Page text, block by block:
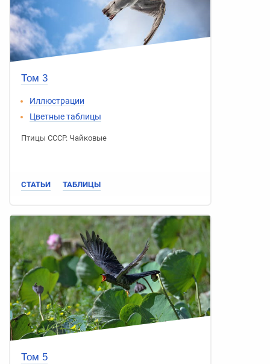
Том 3
Иллюстрации
Цветные таблицы
Птицы СССР. Чайковые
СТАТЬИ ТАБЛИЦЫ
Том 5